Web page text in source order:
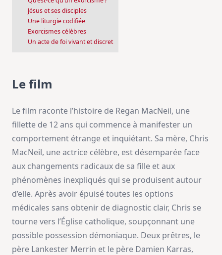
Jésus et ses disciples
Une liturgie codifiée
Exorcismes célèbres
Un acte de foi vivant et discret
Le film
Le film raconte l’histoire de Regan MacNeil, une
fillette de 12 ans qui commence à manifester un
comportement étrange et inquiétant. Sa mère, Chris
MacNeil, une actrice célèbre, est désemparée face
aux changements radicaux de sa fille et aux
phénomènes inexpliqués qui se produisent autour
d’elle. Après avoir épuisé toutes les options
médicales sans obtenir de diagnostic clair, Chris se
tourne vers l’Église catholique, soupçonnant une
possible possession démoniaque. Deux prêtres, le
père Lankester Merrin et le père Damien Karras,